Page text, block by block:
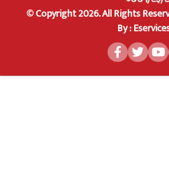
© Copyright 2026. All Rights
By :